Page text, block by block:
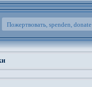
Пожертвовать, spenden, donate